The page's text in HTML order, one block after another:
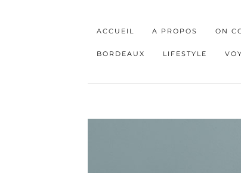
ACCUEIL A PROPOS ON
BORDEAUX LIFESTYLE